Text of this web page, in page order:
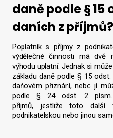
daně podle § 15
daních z příjmů?
Poplatník s příjmy z
výdělečné činnosti má dvě
výhodu uplatní. Jednak si
základu daně podle § 15
daňovém přiznání, nebo jí
podle § 24 odst. 2
příjmů, jestliže toto další
podnikatelskou nebo jinou